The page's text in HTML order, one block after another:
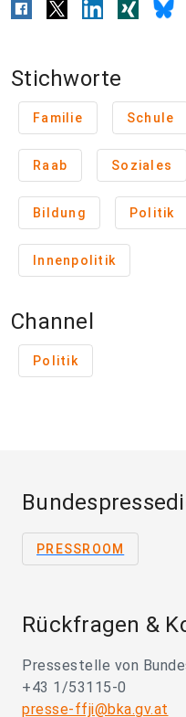
Stichworte
Familie Schule
Raab Soziales
Bildung Politik
Innenpolitik
Channel
Politik
PRESSROOM
Rückfragen &
Pressestelle von
+43 1/53115-0
presse-ffji@bka.gv.at